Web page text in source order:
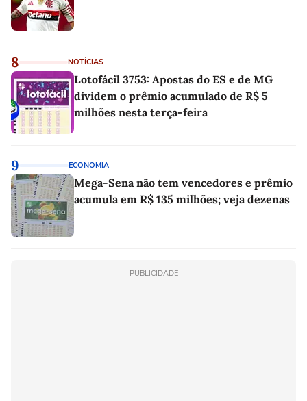
8 NOTÍCIAS
Lotofácil 3753: Apostas do ES e de MG
dividem o prêmio acumulado de R$ 5
milhões nesta terça-feira
9 ECONOMIA
Mega-Sena não tem vencedores e prêmio
acumula em R$ 135 milhões; veja dezenas
PUBLICIDADE